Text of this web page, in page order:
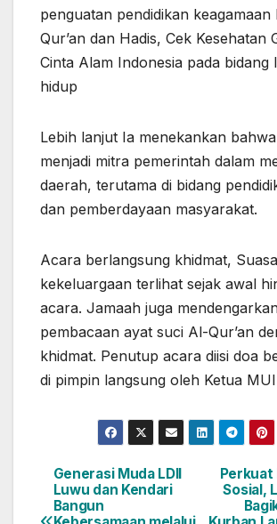
penguatan pendidikan
Qur’an dan Hadis, Cek Kesehatan
Cinta Alam Indonesia pada bidang
hidup
Lebih lanjut Ia menekankan
menjadi mitra pemerintah dalam
daerah, terutama di bidang
dan pemberdayaan masyarakat.
Acara berlangsung khidmat,
kekeluargaan terlihat sejak awal
acara. Jamaah juga
pembacaan ayat suci Al-Qur’an
khidmat. Penutup acara diisi doa
di pimpin langsung oleh Ketua
Navigasi
Perkuat
Sosial,
Generasi Muda LDII
Luwu dan Kendari
Bangun